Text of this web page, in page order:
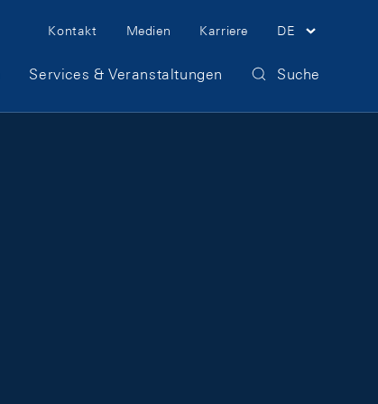
Meta Navigation
Kontakt Medien Karriere DE
Services & Veranstaltungen Suche